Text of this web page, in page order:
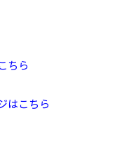
ちら
はこちら